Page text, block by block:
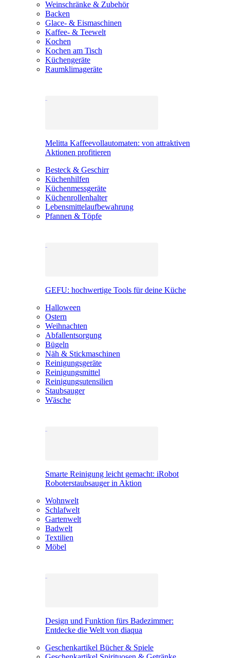
Weinschränke & Zubehör
Backen
Glace- & Eismaschinen
Kaffee- & Teewelt
Kochen
Kochen am Tisch
Küchengeräte
Raumklimageräte
Melitta Kaffeevollautomaten: von attraktiven
Aktionen profitieren
Besteck & Geschirr
Küchenhilfen
Küchenmessgeräte
Küchenrollenhalter
Lebensmittelaufbewahrung
Pfannen & Töpfe
GEFU: hochwertige Tools für deine Küche
Halloween
Ostern
Weihnachten
Abfallentsorgung
Bügeln
Näh & Stickmaschinen
Reinigungsgeräte
Reinigungsmittel
Reinigungsutensilien
Staubsauger
Wäsche
Smarte Reinigung leicht gemacht: iRobot
Roboterstaubsauger in Aktion
Wohnwelt
Schlafwelt
Gartenwelt
Badwelt
Textilien
Möbel
Design und Funktion fürs Badezimmer:
Entdecke die Welt von diaqua
Geschenkartikel Bücher & Spiele